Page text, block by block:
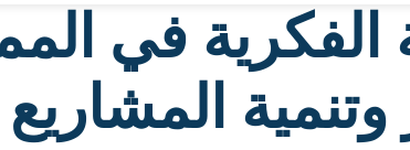
الفكرية في
وتنمية المشاريع